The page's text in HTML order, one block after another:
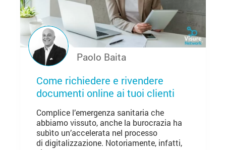
Come richiedere e rivendere
documenti online ai tuoi clienti
Complice l’emergenza sanitaria che
abbiamo vissuto, anche la burocrazia ha
subìto un’accelerata nel processo
di digitalizzazione. Notoriamente, infatti,
Paolo Baita